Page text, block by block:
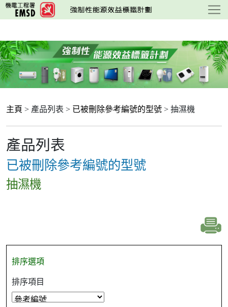
跳
至
要
內
容
主頁 > 產品列表 > 已被刪除參考編號的型號 > 抽濕機
產品列表
已被刪除參考編號的型號
抽濕機
排序選項
排序項目